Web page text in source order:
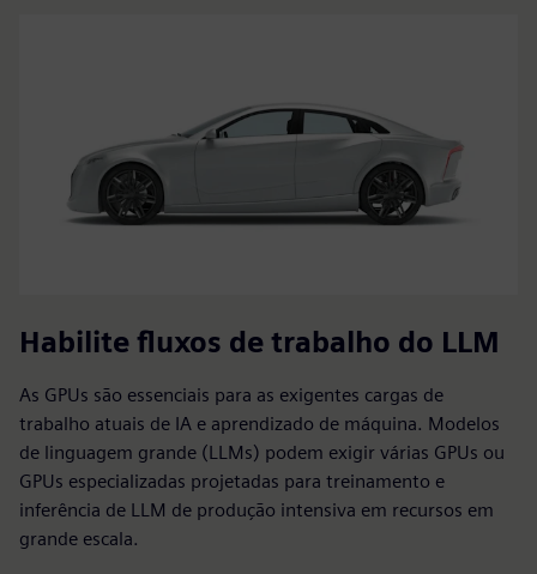
Habilite fluxos de trabalho do LLM
As GPUs são essenciais para as exigentes cargas de
trabalho atuais de IA e aprendizado de máquina. Modelos
de linguagem grande (LLMs) podem exigir várias GPUs ou
GPUs especializadas projetadas para treinamento e
inferência de LLM de produção intensiva em recursos em
grande escala.